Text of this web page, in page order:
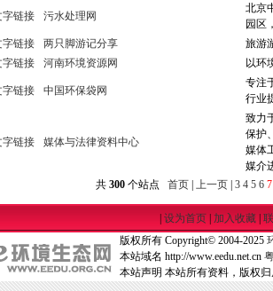
字链接 污水处理网
北京
园区
字链接
两只脚游记分享
旅游
字链接
河南环境资源网 以环
字链接 中国环保袋网
专注
行业
字链接 媒体与法律资料中心
致力
保护
媒体
媒介
共 300个站点 首页| 上一页| 3 4 5 6 7
设为首页| 加入收藏|
版权所有 Copyright© 2004-2025
本站域名 http://www.eedu.net.cn
本站声明 本站所有资料，版权